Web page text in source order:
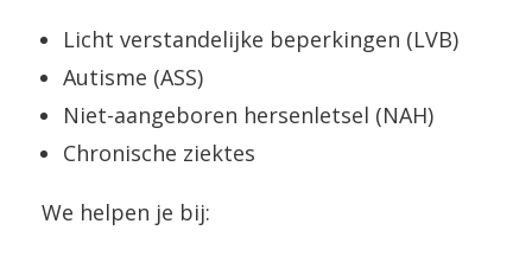
Licht verstandelijke beperkingen (LVB)
Autisme (ASS)
Niet-aangeboren hersenletsel (NAH)
Chronische ziektes
We helpen je bij: